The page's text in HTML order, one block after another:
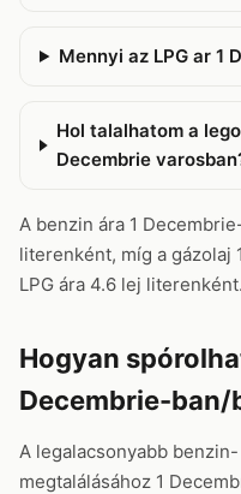
Mennyi az LPG ar 1
Hol talalhatom a
Decembrie
A benzin ára 1
literenként, míg a gázolaj
LPG ára 4.6 lej literenként.
Hogyan
Decembrie-ban/
A legalacsonyabb
megtalálásához 1